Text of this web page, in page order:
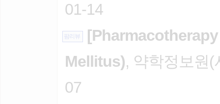
01-14
팜리뷰
Mellitus), 약학정보원
07